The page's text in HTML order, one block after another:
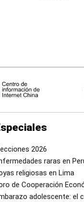
2026
raras en
religiosas en Lima
de Cooperación
adolescente: el